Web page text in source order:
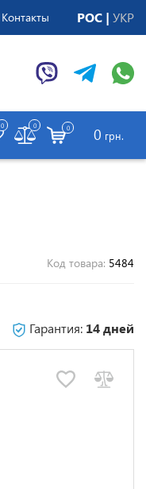
Контакты РОС УКР
0 0 0 0 грн.
Код товара: 5484
Гарантия: 14 дней